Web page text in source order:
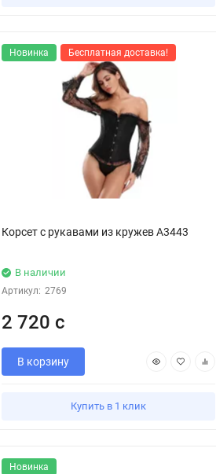
Новинка Бесплатная доставка!
Корсет с рукавами из кружев А3443
В наличии
Артикул: 2769
2 720 с
В корзину
Купить в 1 клик
Новинка